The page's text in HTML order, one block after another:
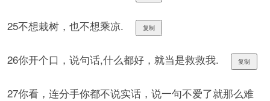
25不想栽树，也不想乘凉. 复制
26你开个口，说句话,什么都好，就当是救救我. 复制
27你看，连分手你都不说实话，说一句不爱了就那么难